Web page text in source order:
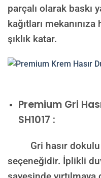
parçalı olarak baskı
kağıtları
şıklık katar.
Premium Gri
SH1017 :
Gri hasır dokulu
seçeneğidir. İplikli